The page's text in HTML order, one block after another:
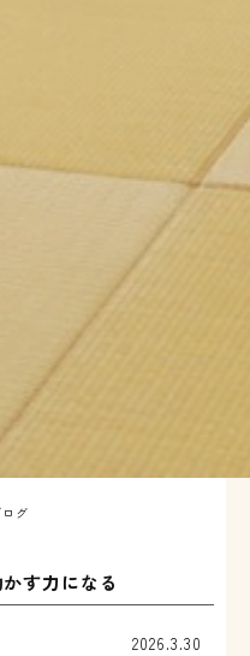
グ
す力になる
2026.3.30